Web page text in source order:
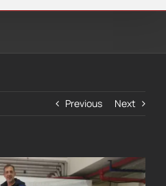
Previous Next